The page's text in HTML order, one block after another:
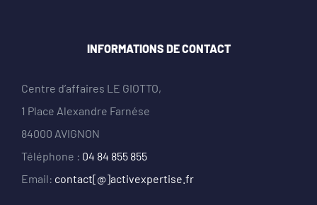
INFORMATIONS DE CONTACT
Centre d’affaires LE GIOTTO,
1 Place Alexandre Farnése
84000 AVIGNON
Téléphone : 04 84 855 855
Email: contact[@]activexpertise.fr